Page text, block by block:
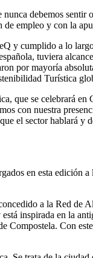
debemos sentir
empleo y con la
y cumplido a lo
tuviera
por mayoría
Turística
se celebrará en
con nuestra
el sector hablará
en esta edición
a la Red de
inspirada en la
Compostela. Con